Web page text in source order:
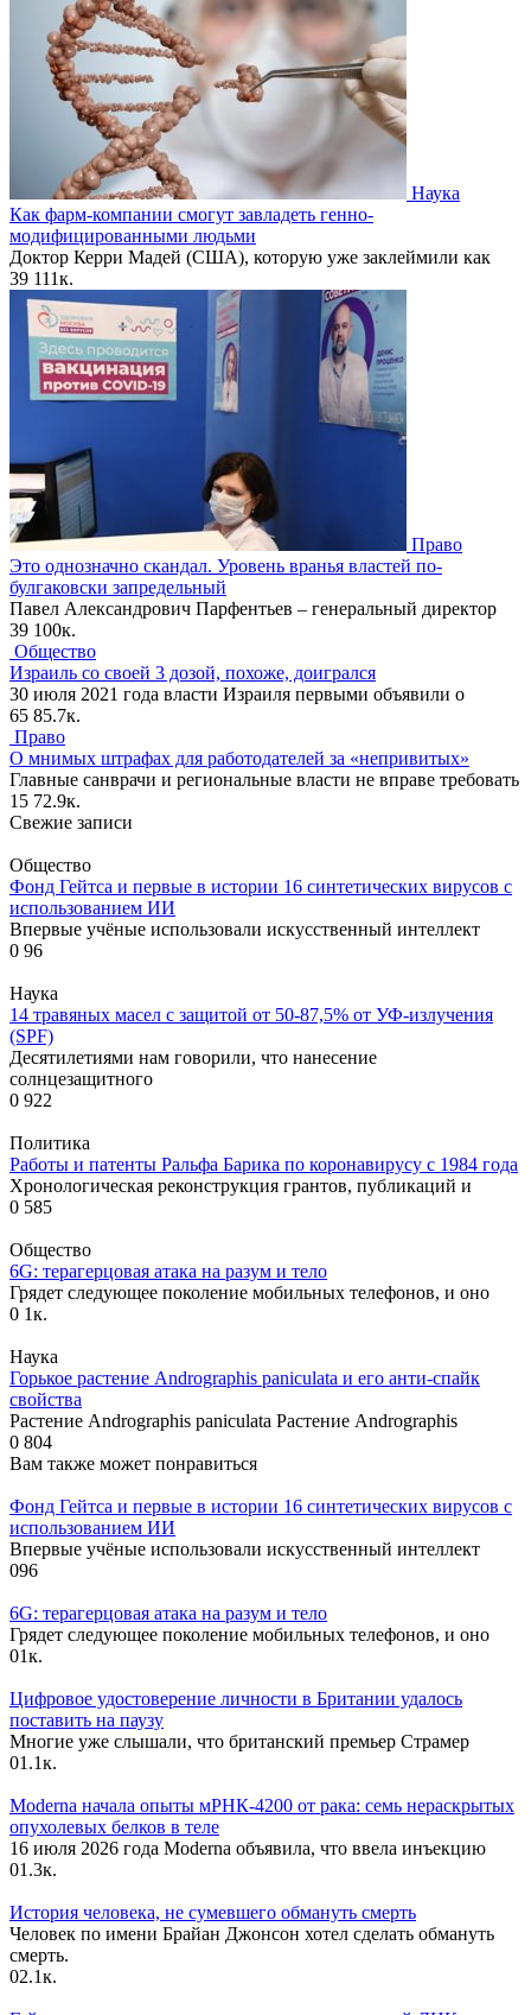
Наука
Как фарм-компании смогут завладеть генно-
модифицированными людьми
Доктор Керри Мадей (США), которую уже заклеймили как
39 111к.
Право
Это однозначно скандал. Уровень вранья властей по-
булгаковски запредельный
Павел Александрович Парфентьев – генеральный директор
39 100к.
Общество
Израиль со своей 3 дозой, похоже, доигрался
30 июля 2021 года власти Израиля первыми объявили о
65 85.7к.
Право
О мнимых штрафах для работодателей за «непривитых»
Главные санврачи и региональные власти не вправе требовать
15 72.9к.
Свежие записи
Общество
Фонд Гейтса и первые в истории 16 синтетических вирусов с
использованием ИИ
Впервые учёные использовали искусственный интеллект
0 96
Наука
14 травяных масел с защитой от 50-87,5% от УФ-излучения
(SPF)
Десятилетиями нам говорили, что нанесение
солнцезащитного
0 922
Политика
Работы и патенты Ральфа Барика по коронавирусу с 1984 года
Хронологическая реконструкция грантов, публикаций и
0 585
Общество
6G: терагерцовая атака на разум и тело
Грядет следующее поколение мобильных телефонов, и оно
0 1к.
Наука
Горькое растение Andrographis paniculata и его анти-спайк
свойства
Растение Andrographis paniculata Растение Andrographis
0 804
Вам также может понравиться
Фонд Гейтса и первые в истории 16 синтетических вирусов с
использованием ИИ
Впервые учёные использовали искусственный интеллект
096
6G: терагерцовая атака на разум и тело
Грядет следующее поколение мобильных телефонов, и оно
01к.
Цифровое удостоверение личности в Британии удалось
поставить на паузу
Многие уже слышали, что британский премьер Страмер
01.1к.
Moderna начала опыты мРНК-4200 от рака: семь нераскрытых
опухолевых белков в теле
16 июля 2026 года Moderna объявила, что ввела инъекцию
01.3к.
История человека, не сумевшего обмануть смерть
Человек по имени Брайан Джонсон хотел сделать обмануть
смерть.
02.1к.